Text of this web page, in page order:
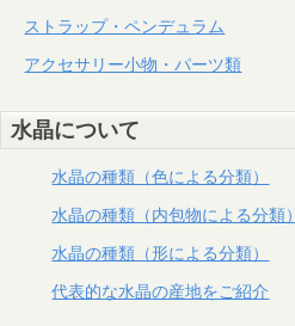
ストラップ・ペンデュラム
アクセサリー小物・パーツ類
水晶について
水晶の種類（色による分類）
水晶の種類（内包物による分類）
水晶の種類（形による分類）
代表的な水晶の産地をご紹介